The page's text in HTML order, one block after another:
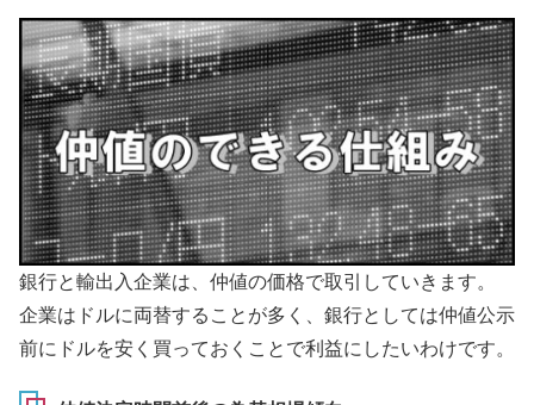
銀行と輸出入企業は、仲値の価格で取引していきます。
企業はドルに両替することが多く、銀行としては仲値公示
前にドルを安く買っておくことで利益にしたいわけです。